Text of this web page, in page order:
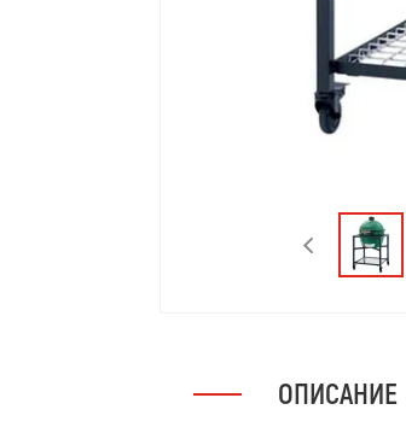
ОПИСАНИЕ